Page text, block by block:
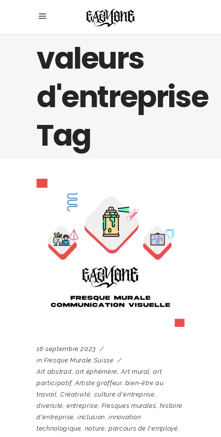
valeurs
d'entreprise
Tag
16 septembre 2023
in Fresque Murale Suisse
Art abstrait,art éphémère,Art mural,art
participatif,Artiste graffeur, bien-être au
travail, Créativité, culture d'entreprise,
diversité,entreprise, Fresques murales, histoire
d'entreprise,inclusion,innovation
technologique, nature, parcours de l'employé,